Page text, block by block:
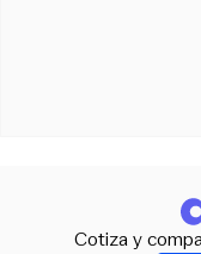
Cotiza y